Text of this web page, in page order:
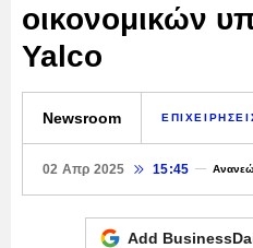
οικονομικών
Yalco
Newsroom
02 Απρ 2025 15:45
Add